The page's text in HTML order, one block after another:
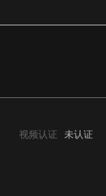
视频认证 未认证